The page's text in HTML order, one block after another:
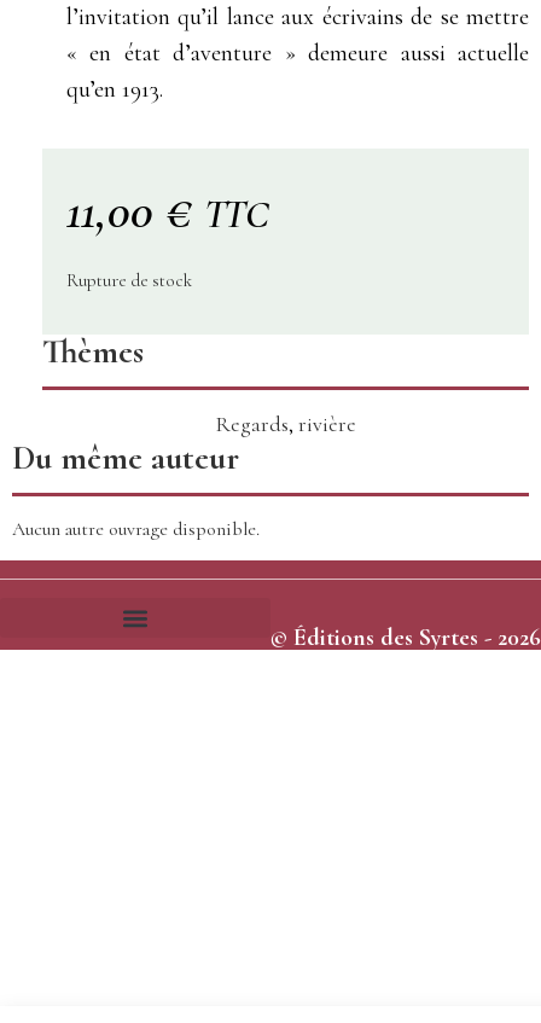
l’invitation qu’il lance aux écrivains de se mettre
« en état d’aventure » demeure aussi actuelle
qu’en 1913.
11,00 € TTC
Rupture de stock
Thèmes
Regards, rivière
Du même auteur
Aucun autre ouvrage disponible.
© Éditions des Syrtes - 2026